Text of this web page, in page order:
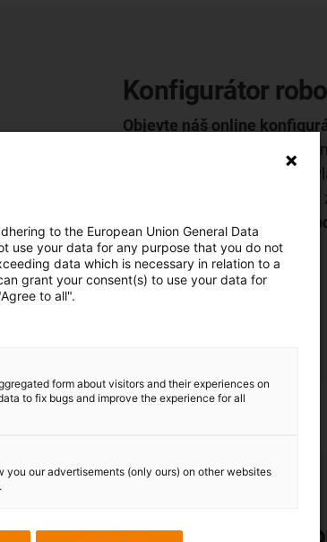
Konfigurátor
Objevte náš online
Pomocí našich intuitivních
několika kliknutími vytvořit
robolink®. Rychle, na míru
Objevte neomezenou
Přejít na konfigurátor
Obchod pro
to the European Union General Data
use your data for any purpose that you do not
data which is necessary in relation to a
grant your consent(s) to use your data for
to all".
form about visitors and their experiences on
to fix bugs and improve the experience for all
you our advertisements (only ours) on other websites